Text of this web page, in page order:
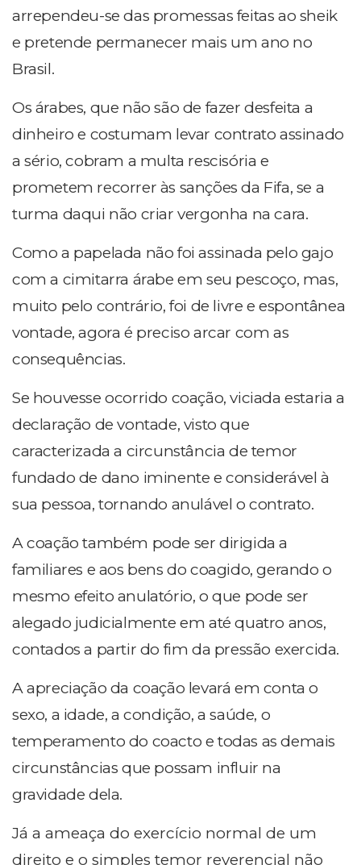
arrependeu-se das promessas feitas ao sheik
e pretende permanecer mais um ano no
Brasil.
Os árabes, que não são de fazer desfeita a
dinheiro e costumam levar contrato assinado
a sério, cobram a multa rescisória e
prometem recorrer às sanções da Fifa, se a
turma daqui não criar vergonha na cara.
Como a papelada não foi assinada pelo gajo
com a cimitarra árabe em seu pescoço, mas,
muito pelo contrário, foi de livre e espontânea
vontade, agora é preciso arcar com as
consequências.
Se houvesse ocorrido coação, viciada estaria a
declaração de vontade, visto que
caracterizada a circunstância de temor
fundado de dano iminente e considerável à
sua pessoa, tornando anulável o contrato.
A coação também pode ser dirigida a
familiares e aos bens do coagido, gerando o
mesmo efeito anulatório, o que pode ser
alegado judicialmente em até quatro anos,
contados a partir do fim da pressão exercida.
A apreciação da coação levará em conta o
sexo, a idade, a condição, a saúde, o
temperamento do coacto e todas as demais
circunstâncias que possam influir na
gravidade dela.
Já a ameaça do exercício normal de um
direito e o simples temor reverencial não